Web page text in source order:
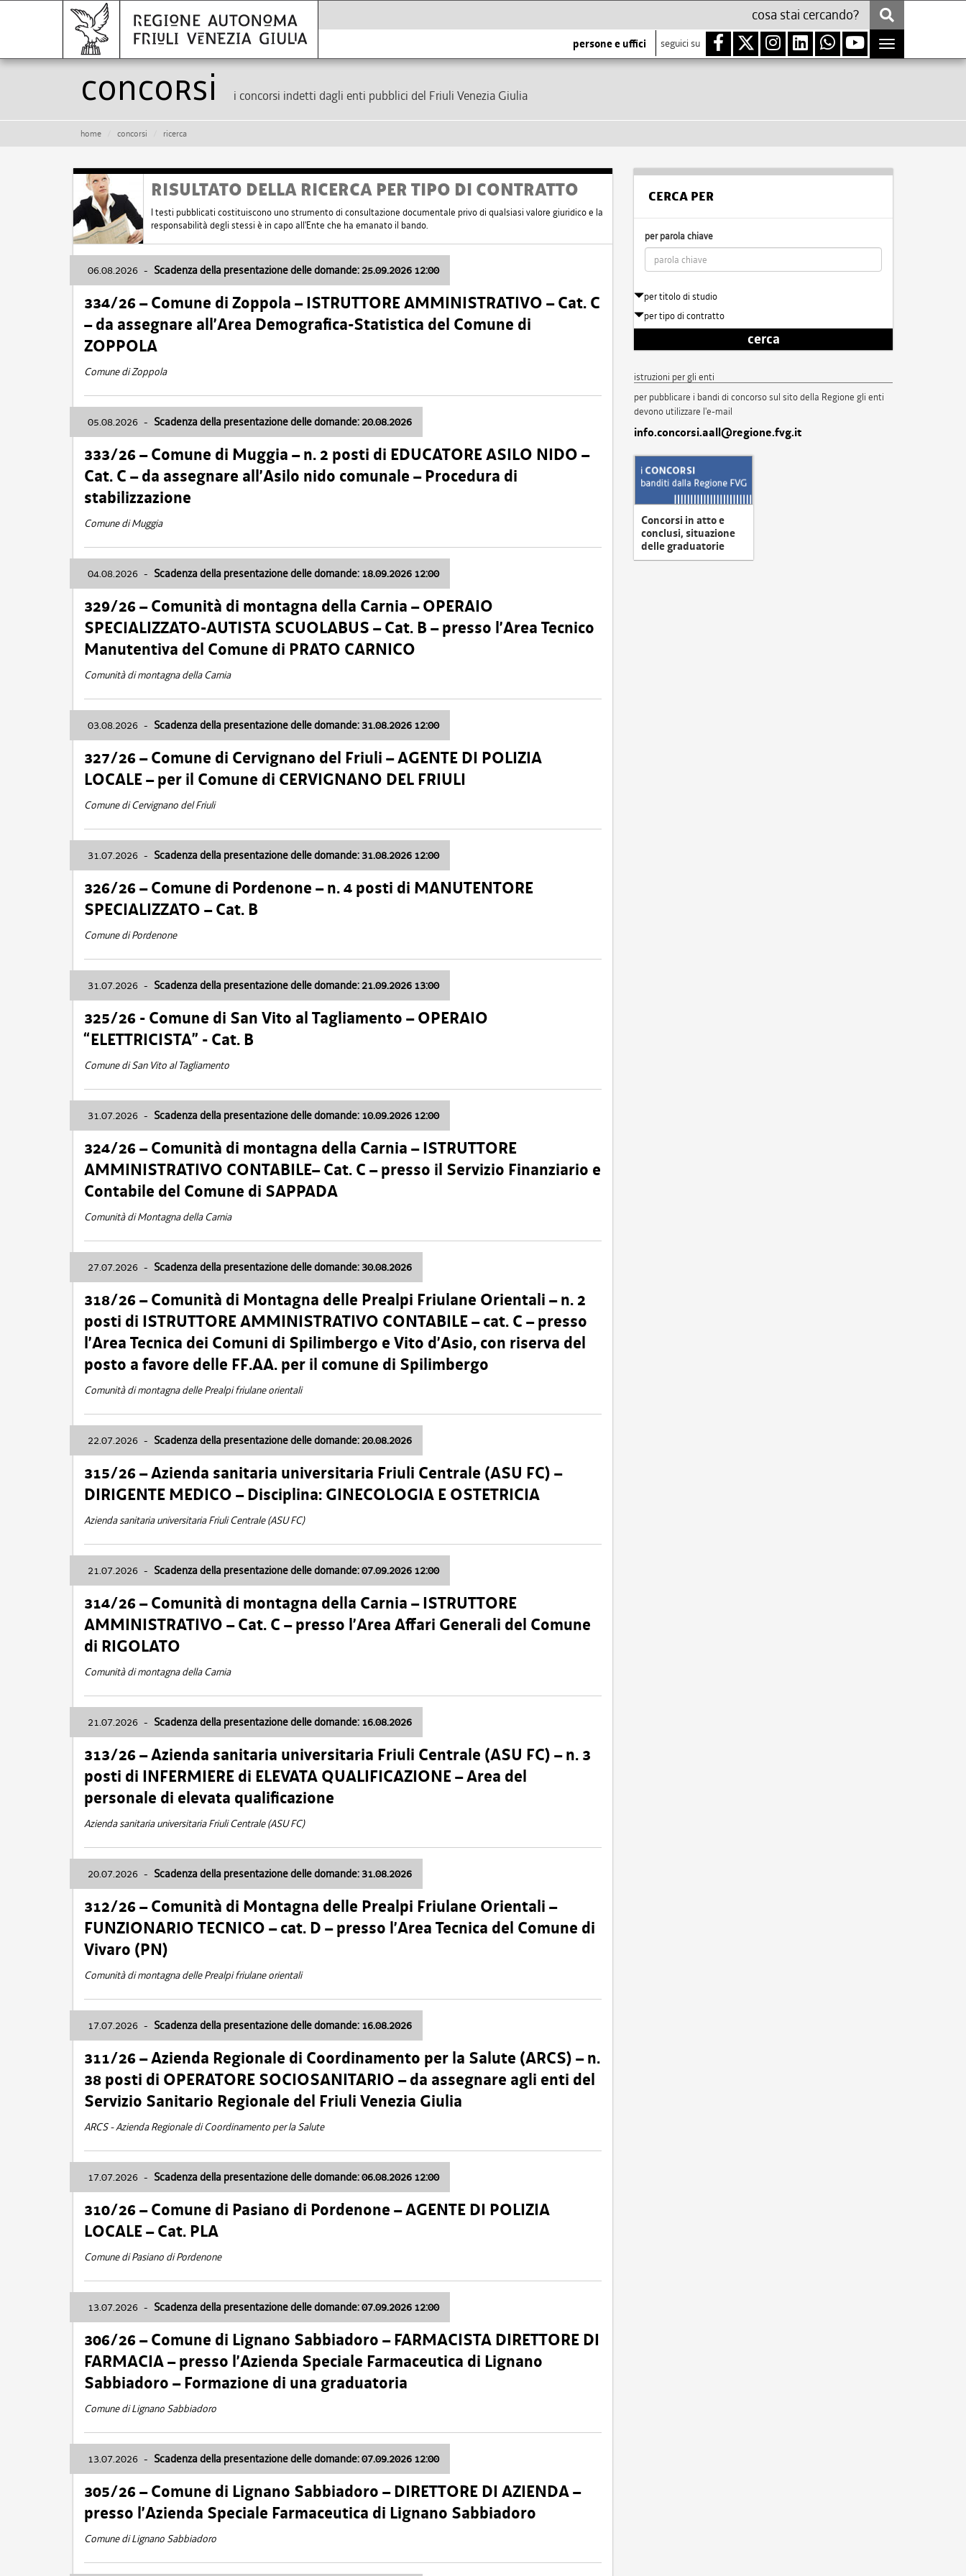
persone e uffici seguici su
Toggle
navigation
Concorsi i concorsi indetti dagli enti pubblici del Friuli Venezia Giulia
home concorsi ricerca
RISULTATO DELLA RICERCA PER TIPO DI CONTRATTO
I testi pubblicati costituiscono uno strumento di consultazione documentale privo di qualsiasi valore giuridico e la
responsabilità degli stessi è in capo all'Ente che ha emanato il bando.
06.08.2026 - Scadenza della presentazione delle domande: 25.09.2026 12:00
334/26 – Comune di Zoppola – ISTRUTTORE AMMINISTRATIVO – Cat. C
– da assegnare all’Area Demografica-Statistica del Comune di
ZOPPOLA
Comune di Zoppola
05.08.2026 - Scadenza della presentazione delle domande: 20.08.2026
333/26 – Comune di Muggia – n. 2 posti di EDUCATORE ASILO NIDO –
Cat. C – da assegnare all’Asilo nido comunale – Procedura di
stabilizzazione
Comune di Muggia
04.08.2026 - Scadenza della presentazione delle domande: 18.09.2026 12:00
329/26 – Comunità di montagna della Carnia – OPERAIO
SPECIALIZZATO-AUTISTA SCUOLABUS – Cat. B – presso l’Area Tecnico
Manutentiva del Comune di PRATO CARNICO
Comunità di montagna della Carnia
03.08.2026 - Scadenza della presentazione delle domande: 31.08.2026 12:00
327/26 – Comune di Cervignano del Friuli – AGENTE DI POLIZIA
LOCALE – per il Comune di CERVIGNANO DEL FRIULI
Comune di Cervignano del Friuli
31.07.2026 - Scadenza della presentazione delle domande: 31.08.2026 12:00
326/26 – Comune di Pordenone – n. 4 posti di MANUTENTORE
SPECIALIZZATO – Cat. B
Comune di Pordenone
31.07.2026 - Scadenza della presentazione delle domande: 21.09.2026 13:00
325/26 - Comune di San Vito al Tagliamento – OPERAIO
“ELETTRICISTA” - Cat. B
Comune di San Vito al Tagliamento
31.07.2026 - Scadenza della presentazione delle domande: 10.09.2026 12:00
324/26 – Comunità di montagna della Carnia – ISTRUTTORE
AMMINISTRATIVO CONTABILE– Cat. C – presso il Servizio Finanziario e
Contabile del Comune di SAPPADA
Comunità di Montagna della Carnia
27.07.2026 - Scadenza della presentazione delle domande: 30.08.2026
318/26 – Comunità di Montagna delle Prealpi Friulane Orientali – n. 2
posti di ISTRUTTORE AMMINISTRATIVO CONTABILE – cat. C – presso
l’Area Tecnica dei Comuni di Spilimbergo e Vito d’Asio, con riserva del
posto a favore delle FF.AA. per il comune di Spilimbergo
Comunità di montagna delle Prealpi friulane orientali
22.07.2026 - Scadenza della presentazione delle domande: 20.08.2026
315/26 – Azienda sanitaria universitaria Friuli Centrale (ASU FC) –
DIRIGENTE MEDICO – Disciplina: GINECOLOGIA E OSTETRICIA
Azienda sanitaria universitaria Friuli Centrale (ASU FC)
21.07.2026 - Scadenza della presentazione delle domande: 07.09.2026 12:00
314/26 – Comunità di montagna della Carnia – ISTRUTTORE
AMMINISTRATIVO – Cat. C – presso l’Area Affari Generali del Comune
di RIGOLATO
Comunità di montagna della Carnia
21.07.2026 - Scadenza della presentazione delle domande: 16.08.2026
313/26 – Azienda sanitaria universitaria Friuli Centrale (ASU FC) – n. 3
posti di INFERMIERE di ELEVATA QUALIFICAZIONE – Area del
personale di elevata qualificazione
Azienda sanitaria universitaria Friuli Centrale (ASU FC)
20.07.2026 - Scadenza della presentazione delle domande: 31.08.2026
312/26 – Comunità di Montagna delle Prealpi Friulane Orientali –
FUNZIONARIO TECNICO – cat. D – presso l’Area Tecnica del Comune di
Vivaro (PN)
Comunità di montagna delle Prealpi friulane orientali
17.07.2026 - Scadenza della presentazione delle domande: 16.08.2026
311/26 – Azienda Regionale di Coordinamento per la Salute (ARCS) – n.
38 posti di OPERATORE SOCIOSANITARIO – da assegnare agli enti del
Servizio Sanitario Regionale del Friuli Venezia Giulia
ARCS - Azienda Regionale di Coordinamento per la Salute
17.07.2026 - Scadenza della presentazione delle domande: 06.08.2026 12:00
310/26 – Comune di Pasiano di Pordenone – AGENTE DI POLIZIA
LOCALE – Cat. PLA
Comune di Pasiano di Pordenone
13.07.2026 - Scadenza della presentazione delle domande: 07.09.2026 12:00
306/26 – Comune di Lignano Sabbiadoro – FARMACISTA DIRETTORE DI
FARMACIA – presso l’Azienda Speciale Farmaceutica di Lignano
Sabbiadoro – Formazione di una graduatoria
Comune di Lignano Sabbiadoro
13.07.2026 - Scadenza della presentazione delle domande: 07.09.2026 12:00
305/26 – Comune di Lignano Sabbiadoro – DIRETTORE DI AZIENDA –
presso l’Azienda Speciale Farmaceutica di Lignano Sabbiadoro
Comune di Lignano Sabbiadoro
CERCA PER
per parola chiave
per titolo di studio
per tipo di contratto
cerca
istruzioni per gli enti
per pubblicare i bandi di concorso sul sito della Regione gli enti
devono utilizzare l'e-mail
info.concorsi.aall@regione.fvg.it
Concorsi in atto e
conclusi, situazione
delle graduatorie